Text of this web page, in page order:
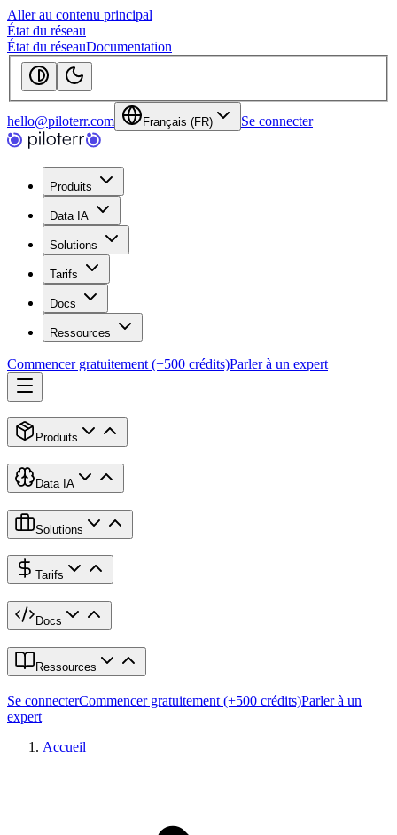
Aller au contenu principal
État du réseau
État du réseauDocumentation
hello@piloterr.com Français (FR) Se connecter
Produits
Data IA
Solutions
Tarifs
Docs
Ressources
Commencer gratuitement (+500 crédits)Parler à un expert
Produits
Data IA
Solutions
Tarifs
Docs
Ressources
Se connecterCommencer gratuitement (+500 crédits)Parler à un
expert
Accueil